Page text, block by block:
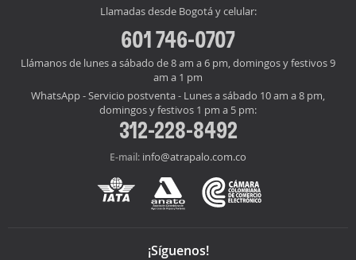
Llamadas desde Bogotá y celular:
601 746-0707
Llámanos de lunes a sábado de 8 am a 6 pm, domingos y festivos 9
am a 1 pm
WhatsApp - Servicio postventa - Lunes a sábado 10 am a 8 pm,
domingos y festivos 1 pm a 5 pm:
312-228-8492
E-mail: info@atrapalo.com.co
¡Síguenos!